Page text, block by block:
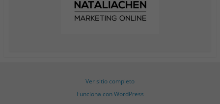
Ver sitio completo
Funciona con WordPress